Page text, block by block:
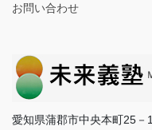
お問い合わせ
愛知県蒲郡市中央本町25－1